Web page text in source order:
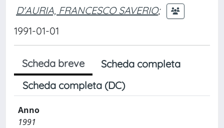
D'AURIA, FRANCESCO SAVERIO;
1991-01-01
Scheda breve
Scheda completa
Scheda completa (DC)
Anno
1991